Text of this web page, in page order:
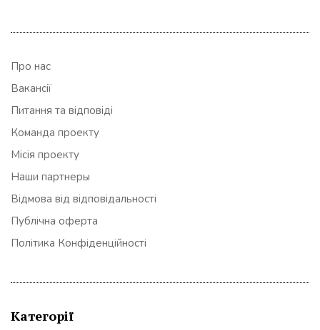
Про нас
Вакансії
Питання та відповіді
Команда проекту
Місія проекту
Наши партнеры
Відмова від відповідальності
Публічна оферта
Політика Конфіденційності
Категорії